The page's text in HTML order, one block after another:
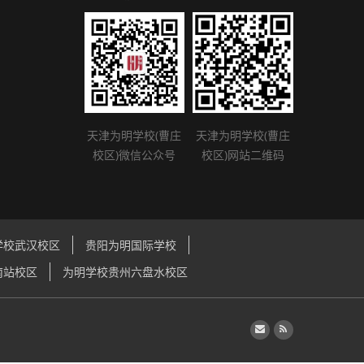
天津为明学校(曹庄
校区)微信公众号
天津为明学校(曹庄
校区)网站二维码
武汉校区
贵阳为明国际学校
校区
为明学校贵州六盘水校区